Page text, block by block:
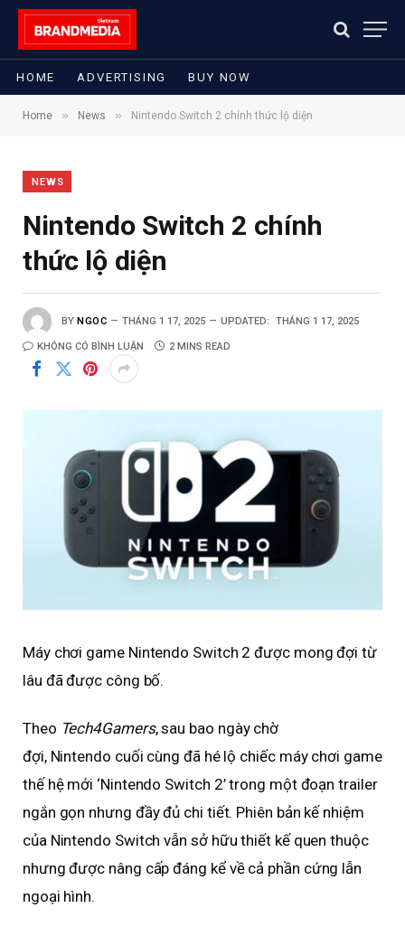
HOME ADVERTISING BUY NOW
Home » News » Nintendo Switch 2 chính thức lộ diện
NEWS
Nintendo Switch 2 chính
thức lộ diện
BY NGOC THÁNG 1 17, 2025 UPDATED: THÁNG 1 17, 2025
KHÔNG CÓ BÌNH LUẬN 2 MINS READ
Máy chơi game Nintendo Switch 2 được mong đợi từ
lâu đã được công bố.
Theo Tech4Gamers, sau bao ngày chờ
đợi, Nintendo cuối cùng đã hé lộ chiếc máy chơi game
thế hệ mới ‘Nintendo Switch 2’ trong một đoạn trailer
ngắn gọn nhưng đầy đủ chi tiết. Phiên bản kế nhiệm
của Nintendo Switch vẫn sở hữu thiết kế quen thuộc
nhưng được nâng cấp đáng kể về cả phần cứng lẫn
ngoại hình.